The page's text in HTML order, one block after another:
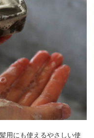
用にも使えるやさしい使